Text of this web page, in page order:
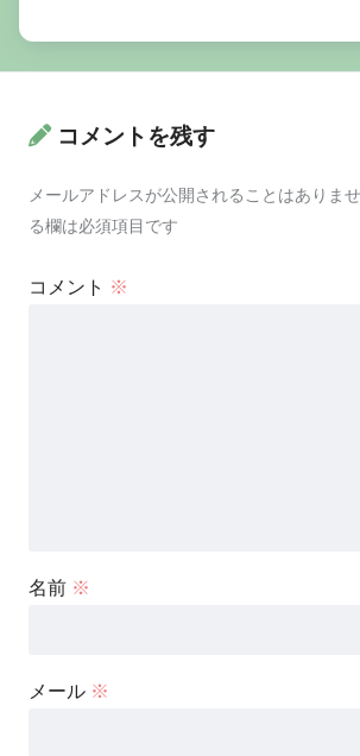
コメントを残す
メールアドレスが公開されることはありませ
る欄は必須項目です
コメント ※
名前 ※
メール ※